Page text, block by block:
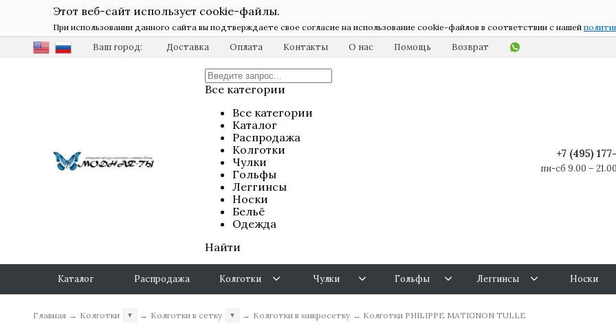
Этот веб-сайт использует cookie-файлы.
При использовании данного сайта вы подтверждаете свое согласие на использование cookie-файлов в соответствии с нашей
Ваш город: Доставка Оплата Контакты О нас Помощь Возврат
Все категории
Все категории
Каталог
Распродажа
Колготки
Чулки
Гольфы
Леггинсы
Носки
Бельё
Одежда
Найти
+7 (495)
пн-сб 9.00 –
Каталог Распродажа Колготки Чулки Гольфы Леггинсы Носки
Главная → Колготки ▼ → Колготки в сетку ▼ → Колготки в микросетку → Колготки PHILIPPE MATIGNON TULLE